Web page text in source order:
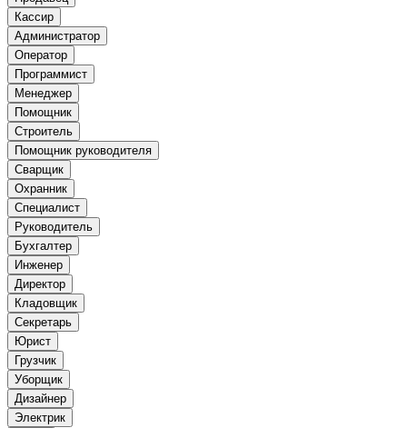
Кассир
Администратор
Оператор
Программист
Менеджер
Помощник
Строитель
Помощник руководителя
Сварщик
Охранник
Специалист
Руководитель
Бухгалтер
Инженер
Директор
Кладовщик
Секретарь
Юрист
Грузчик
Уборщик
Дизайнер
Электрик